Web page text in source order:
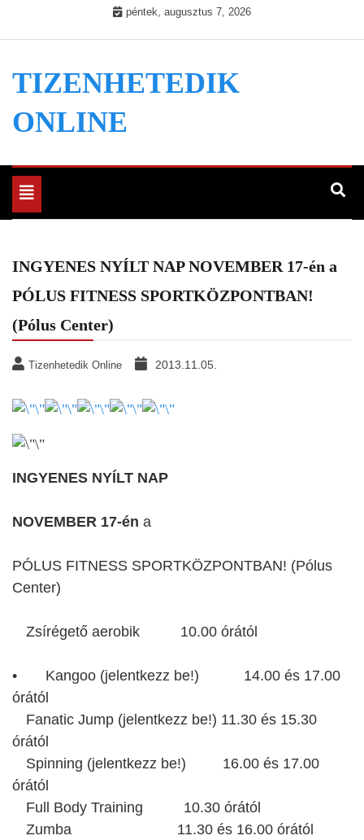
péntek, augusztus 7, 2026
TIZENHETEDIK
ONLINE
Toggle
navigation
INGYENES NYÍLT NAP NOVEMBER 17-én a
PÓLUS FITNESS SPORTKÖZPONTBAN!
(Pólus Center)
Tizenhetedik Online 2013.11.05.
INGYENES NYÍLT NAP
NOVEMBER 17-én a
PÓLUS FITNESS SPORTKÖZPONTBAN! (Pólus
Center)
Zsírégető aerobik 10.00 órától
• Kangoo (jelentkezz be!)
14.00 és 17.00
órától
Fanatic Jump (jelentkezz be!) 11.30 és 15.30
órától
Spinning (jelentkezz be!)
16.00 és 17.00
órától
Full Body Training 10.30 órától
Zumba 11.30 és 16.00 órától